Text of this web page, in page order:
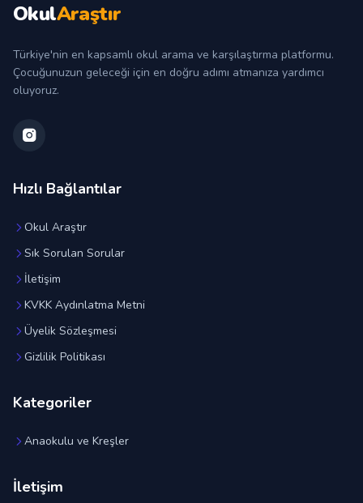
OkulAraştır
Türkiye'nin en kapsamlı okul arama ve karşılaştırma platformu.
Çocuğunuzun geleceği için en doğru adımı atmanıza yardımcı
oluyoruz.
Hızlı Bağlantılar
Okul Araştır
Sık Sorulan Sorular
İletişim
KVKK Aydınlatma Metni
Üyelik Sözleşmesi
Gizlilik Politikası
Kategoriler
Anaokulu ve Kreşler
İletişim